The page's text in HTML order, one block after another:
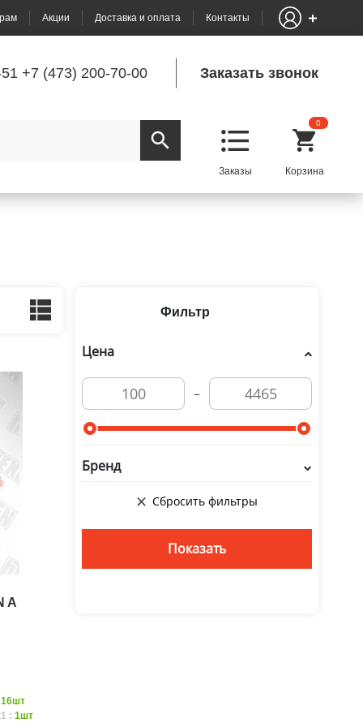
Акции Доставка и оплата Контакты
+7 (473) 200-70-00 Заказать звонок
0
Фильтр
Цена
Бренд
A
16шт
:1шт